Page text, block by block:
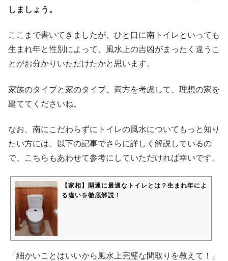
しましょう。
ここまで書いてきましたが、ひと口に南トイレといっても
生まれ年と性別によって、風水上の吉凶がまったく違うこ
とがお分かりいただけたかと思います。
家族のタイプと家のタイプ、両方を考慮して、理想の家を
建ててくださいね。
なお、南にこだわらずにトイレの風水についてもっと知り
たい方には、以下の記事でさらに詳しく解説しているの
で、こちらもあわせて参考にしていただければ幸いです。
【家相】開運に最適なトイレとは？生まれ年によ
る違いを徹底解説！
「細かいことはいいから風水上完璧な間取りを教えて！」